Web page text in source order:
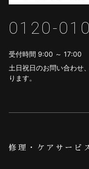
0120-
受付時間 9:00 ～ 17:00
土日祝日のお問い合わせ
ります。
修理・ケアサービ